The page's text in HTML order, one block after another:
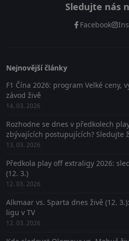
Sledujte nás
Facebook
Nejnovější články
F1 Čína 2026: program Velké ceny,
závod živě
14. 03. 2026
Rozhodne se dnes v předkolech
zbývajících postupujících? Sledujte
13. 03. 2026
Předkola play off extraligy 2026:
(12. 3.)
12. 03. 2026
Alkmaar vs. Sparta dnes živě (12.
ligu v TV
12. 03. 2026